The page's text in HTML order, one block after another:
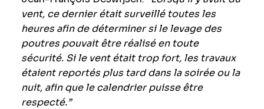
vent, ce dernier était surveillé toutes les
heures afin de déterminer si le levage des
poutres pouvait être réalisé en toute
sécurité. Si le vent était trop fort, les travaux
étaient reportés plus tard dans la soirée ou la
nuit, afin que le calendrier puisse être
respecté.”